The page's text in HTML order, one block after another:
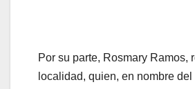
Por su parte, Rosmary Ramos,
localidad, quien, en nombre